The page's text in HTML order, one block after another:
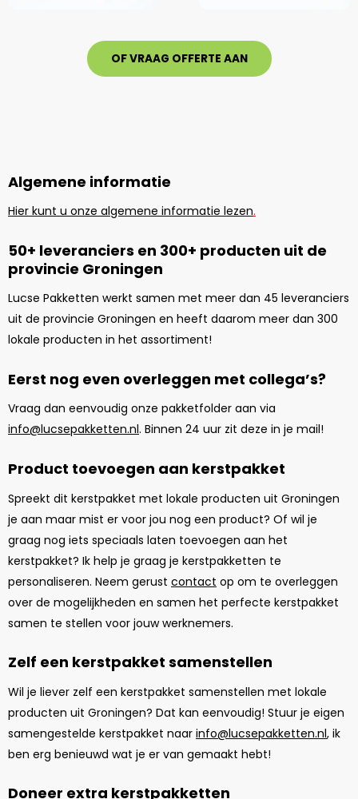
OF VRAAG OFFERTE AAN
Algemene informatie
Hier kunt u onze algemene informatie lezen.
50+ leveranciers en 300+ producten uit de
provincie Groningen
Lucse Pakketten werkt samen met meer dan 45 leveranciers
uit de provincie Groningen en heeft daarom meer dan 300
lokale producten in het assortiment!
Eerst nog even overleggen met collega’s?
Vraag dan eenvoudig onze pakketfolder aan via
info@lucsepakketten.nl. Binnen 24 uur zit deze in je mail!
Product toevoegen aan kerstpakket
Spreekt dit kerstpakket met lokale producten uit Groningen
je aan maar mist er voor jou nog een product? Of wil je
graag nog iets speciaals laten toevoegen aan het
kerstpakket? Ik help je graag je kerstpakketten te
personaliseren. Neem gerust contact op om te overleggen
over de mogelijkheden en samen het perfecte kerstpakket
samen te stellen voor jouw werknemers.
Zelf een kerstpakket samenstellen
Wil je liever zelf een kerstpakket samenstellen met lokale
producten uit Groningen? Dat kan eenvoudig! Stuur je eigen
samengestelde kerstpakket naar info@lucsepakketten.nl, ik
ben erg benieuwd wat je er van gemaakt hebt!
Doneer extra kerstpakketten